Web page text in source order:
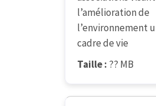
l’amélioration de
l’environnement
cadre de vie
Taille : ?? MB